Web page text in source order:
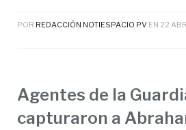
POR REDACCIÓN NOTIESPACIO PV EN 22
Agentes de la
capturaron a